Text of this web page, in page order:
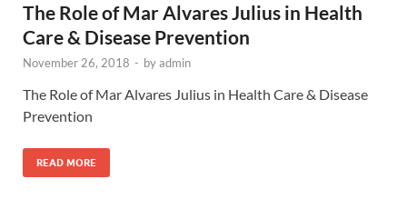
The Role of Mar Alvares Julius in Health
Care & Disease Prevention
November 26, 2018 - byadmin
The Role of Mar Alvares Julius in Health Care & Disease
Prevention
READ MORE